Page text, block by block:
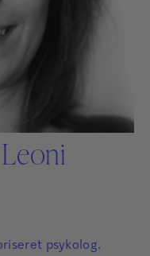
psykolog.